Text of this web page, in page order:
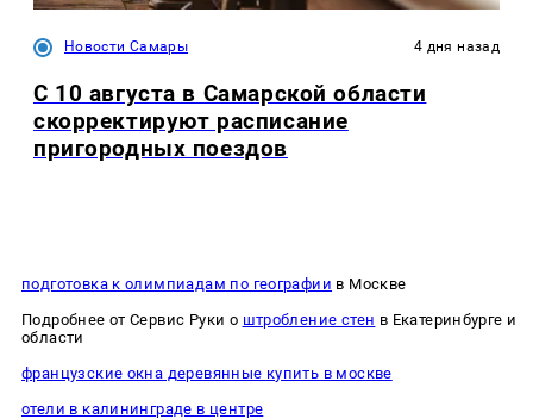
Новости Самары 4 дня назад
С 10 августа в Самарской области
скорректируют расписание
пригородных поездов
подготовка к олимпиадам по географии в Москве
Подробнее от Сервис Руки о штробление стен в Екатеринбурге и
области
французские окна деревянные купить в москве
отели в калининграде в центре